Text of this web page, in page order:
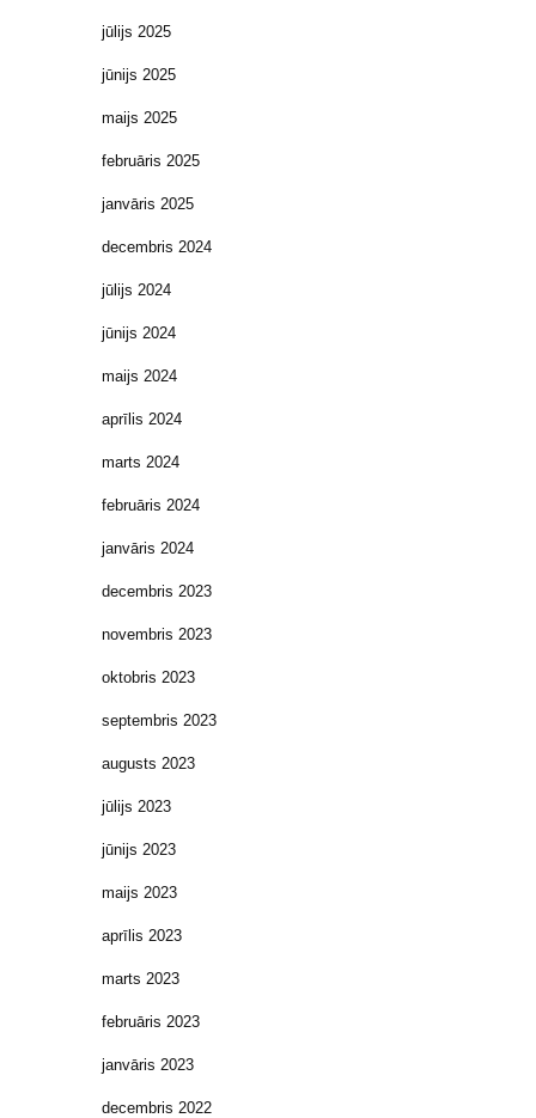
jūlijs 2025
jūnijs 2025
maijs 2025
februāris 2025
janvāris 2025
decembris 2024
jūlijs 2024
jūnijs 2024
maijs 2024
aprīlis 2024
marts 2024
februāris 2024
janvāris 2024
decembris 2023
novembris 2023
oktobris 2023
septembris 2023
augusts 2023
jūlijs 2023
jūnijs 2023
maijs 2023
aprīlis 2023
marts 2023
februāris 2023
janvāris 2023
decembris 2022